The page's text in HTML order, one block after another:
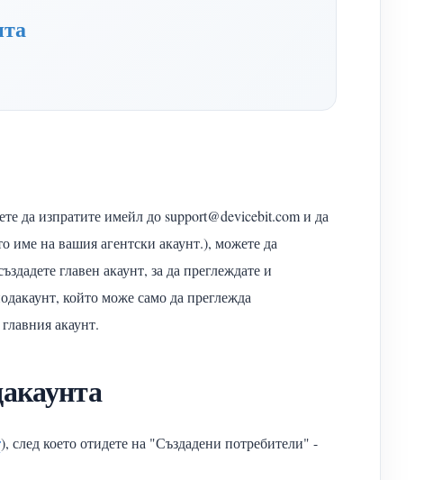
да изпратите имейл до support@devicebit.com и да
име на вашия агентски акаунт.), можете да
главен акаунт, за да преглеждате и
който може само да преглежда
акаунт.
), след което отидете на "Създадени потребители" -